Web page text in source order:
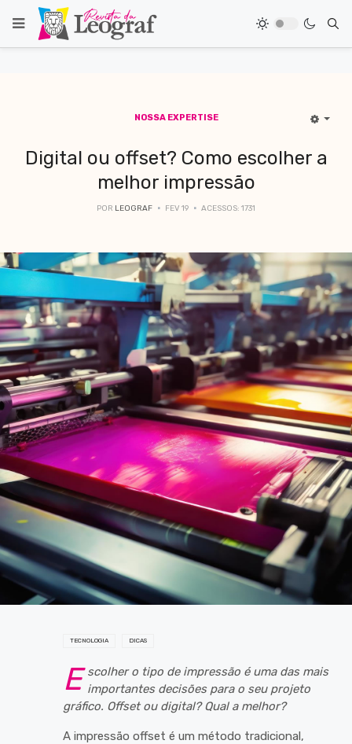
NOSSA EXPERTISE
Digital ou offset? Como escolher a
melhor impressão
POR LEOGRAF FEV 19 ACESSOS: 1731
TECNOLOGIA DICAS
E scolher o tipo de impressão é uma das mais
importantes decisões para o seu projeto
gráfico. Offset ou digital? Qual a melhor?
A impressão offset é um método tradicional,